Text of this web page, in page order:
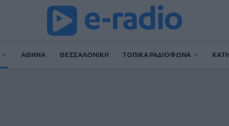
ΑΘΗΝΑ ΘΕΣΣΑΛΟΝΙΚΗ ΤΟΠΙΚΑ ΡΑΔΙΟΦΩΝΑ